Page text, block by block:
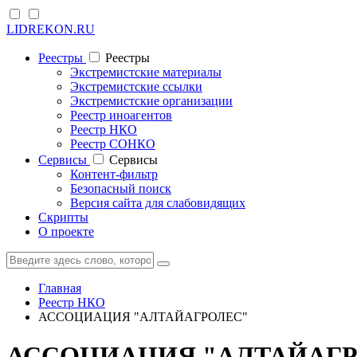
LIDREKON.RU
Реестры
Реестры
Экстремистские материалы
Экстремистские ссылки
Экстремистские организации
Реестр иноагентов
Реестр НКО
Реестр СОНКО
Cервисы
Cервисы
Контент-фильтр
Безопасный поиск
Версия сайта для слабовидящих
Скрипты
О проекте
Главная
Реестр НКО
АССОЦИАЦИЯ "АЛТАЙАГРОЛЕС"